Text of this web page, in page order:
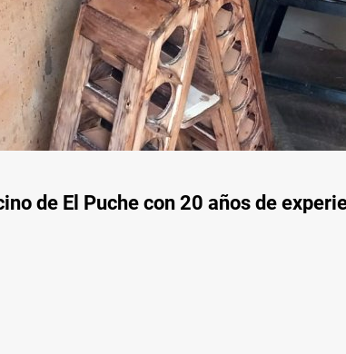
de El Puche con 20 años de